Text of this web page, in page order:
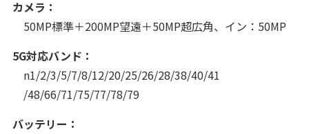
カメラ：
50MP標準＋200MP望遠＋50MP超広角、イン：50MP
5G対応バンド：
n1/2/3/5/7/8/12/20/25/26/28/38/40/41
/48/66/71/75/77/78/79
バッテリー：